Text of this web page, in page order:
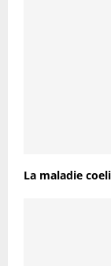
La maladie